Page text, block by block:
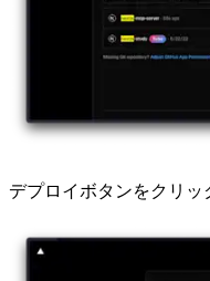
デプロイボタンをクリッ